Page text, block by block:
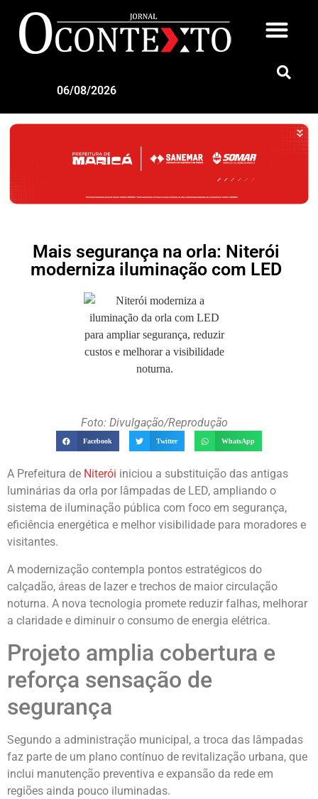
06/08/2026
Mais segurança na orla: Niterói
moderniza iluminação com LED
Foto: Divulgação/Reprodução
Facebook Twitter WhatsApp
A Prefeitura de Niterói iniciou a substituição das antigas
luminárias da orla por lâmpadas de LED, ampliando o
sistema de iluminação pública com foco em segurança,
eficiência energética e melhor visibilidade para moradores e
visitantes.
A modernização contempla pontos estratégicos do
calçadão, áreas de lazer e trechos de maior circulação
noturna. A nova tecnologia promete reduzir falhas, melhorar
a claridade e diminuir o consumo de energia elétrica.
Projeto amplia cobertura e
reforça sensação de
segurança
Segundo a administração municipal, a troca das lâmpadas
faz parte de um plano contínuo de revitalização urbana, que
inclui manutenção preventiva e expansão da rede em
regiões ainda pouco iluminadas.